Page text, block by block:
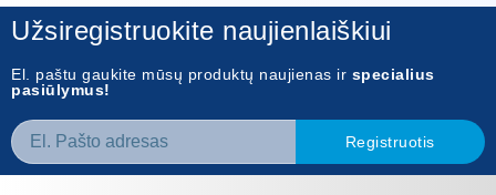
Užsiregistruokite naujienlaiškiui
El. paštu gaukite mūsų produktų naujienas ir specialius
pasiūlymus!
Registruotis